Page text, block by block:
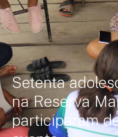
Setenta
na Reserva
participaram